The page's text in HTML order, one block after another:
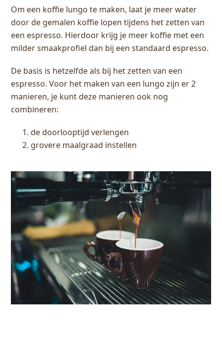
Om een koffie lungo te maken, laat je meer water
door de gemalen koffie lopen tijdens het zetten van
een espresso. Hierdoor krijg je meer koffie met een
milder smaakprofiel dan bij een standaard espresso.
De basis is hetzelfde als bij het zetten van een
espresso. Voor het maken van een lungo zijn er 2
manieren, je kunt deze manieren ook nog
combineren:
de doorlooptijd verlengen
grovere maalgraad instellen